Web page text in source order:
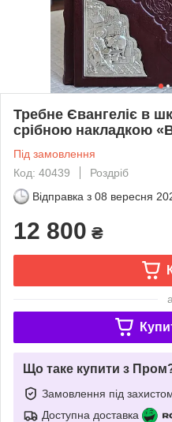
Требне Євангеліє в
срібною накладкою
Під замовлення
Код: 40439
Роздріб
Відправка з 08 вересня
12 800 ₴
Що таке купити з
Замовлення під
Доступна доставка